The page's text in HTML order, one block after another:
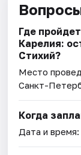
Где
Карелия:
Стихий?
Место
Санкт-
Когда
Дата и